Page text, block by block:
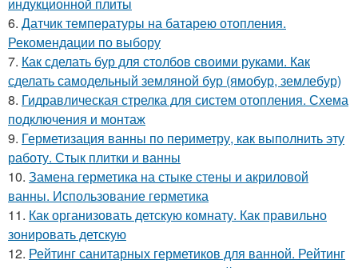
6. Датчик температуры на батарею отопления.
Рекомендации по выбору
7. Как сделать бур для столбов своими руками. Как
сделать самодельный земляной бур (ямобур, землебур)
8. Гидравлическая стрелка для систем отопления. Схема
подключения и монтаж
9. Герметизация ванны по периметру, как выполнить эту
работу. Стык плитки и ванны
10. Замена герметика на стыке стены и акриловой
ванны. Использование герметика
11. Как организовать детскую комнату. Как правильно
зонировать детскую
12. Рейтинг санитарных герметиков для ванной. Рейтинг